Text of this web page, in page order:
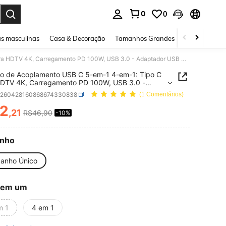
0 0
masculinas Casa & Decoração Tamanhos Grandes Joias e
Estação de Acoplamento USB C 5-em-1 4-em-1: Tipo C para HDTV 4K, Carregamento PD 100W, USB 3.0 - Adaptador USB C Multifuncional Compatível com MateBook
de Acoplamento USB C 5-em-1 4-em-1: Tipo C
4K, Carregamento PD 100W, USB 3.0 -
USB C Multifuncional Compatível com
(1 Comentários)
AND AVAILABILITY
,21 R$46,90 -10%
Único
um
1 4 em 1